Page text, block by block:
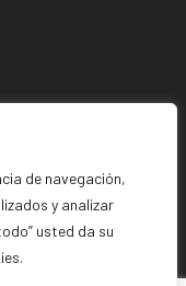
de navegación,
y analizar
usted da su